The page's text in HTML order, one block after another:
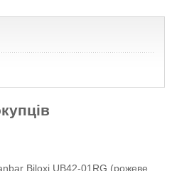
Biloxi UB42-01RG (рожеве